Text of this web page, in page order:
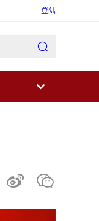
登陆


